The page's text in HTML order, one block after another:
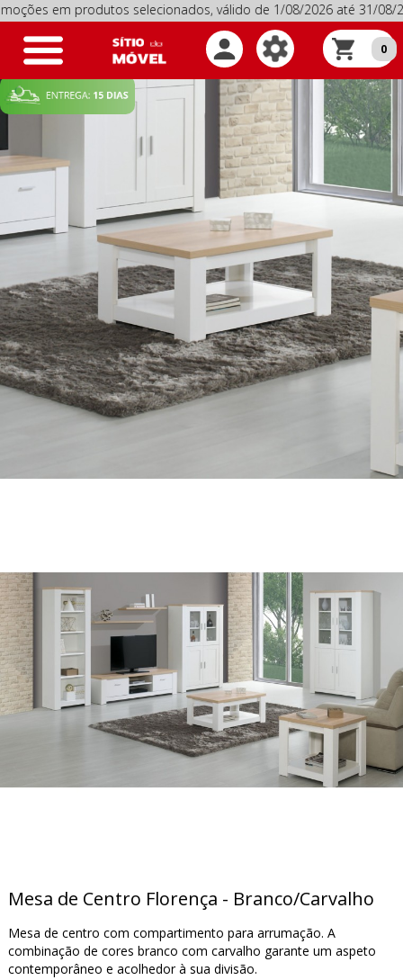
produtos selecionados, válido de 1/08/2026 até 31/08/2026
Toggle
navigation 0
Mesa de Centro Florença - Branco/Carvalho
Mesa de centro com compartimento para arrumação. A
combinação de cores branco com carvalho garante um aspeto
contemporâneo e acolhedor à sua divisão.